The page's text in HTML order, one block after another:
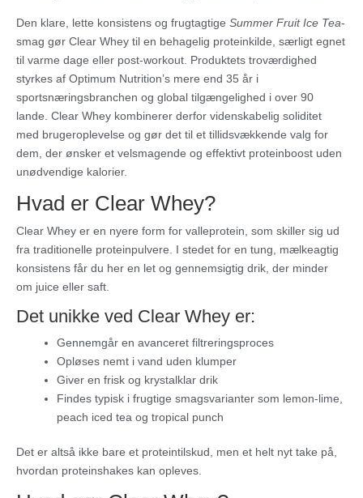
Den klare, lette konsistens og frugtagtige Summer Fruit Ice Tea-
smag gør Clear Whey til en behagelig proteinkilde, særligt egnet
til varme dage eller post-workout. Produktets troværdighed
styrkes af Optimum Nutrition’s mere end 35 år i
sportsnæringsbranchen og global tilgængelighed i over 90
lande. Clear Whey kombinerer derfor videnskabelig soliditet
med brugeroplevelse og gør det til et tillidsvækkende valg for
dem, der ønsker et velsmagende og effektivt proteinboost uden
unødvendige kalorier.
Hvad er Clear Whey?
Clear Whey er en nyere form for valleprotein, som skiller sig ud
fra traditionelle proteinpulvere. I stedet for en tung, mælkeagtig
konsistens får du her en let og gennemsigtig drik, der minder
om juice eller saft.
Det unikke ved Clear Whey er:
Gennemgår en avanceret filtreringsproces
Opløses nemt i vand uden klumper
Giver en frisk og krystalklar drik
Findes typisk i frugtige smagsvarianter som lemon-lime,
peach iced tea og tropical punch
Det er altså ikke bare et proteintilskud, men et helt nyt take på,
hvordan proteinshakes kan opleves.